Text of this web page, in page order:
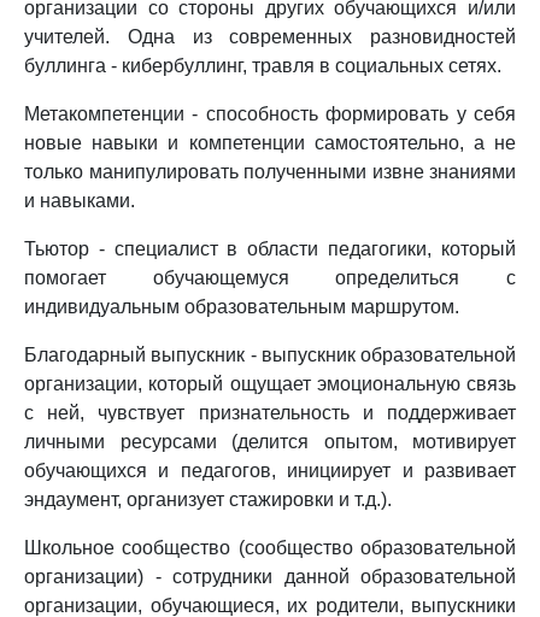
организации со стороны других обучающихся и/или
учителей. Одна из современных разновидностей
буллинга - кибербуллинг, травля в социальных сетях.
Метакомпетенции - способность формировать у себя
новые навыки и компетенции самостоятельно, а не
только манипулировать полученными извне знаниями
и навыками.
Тьютор - специалист в области педагогики, который
помогает обучающемуся определиться с
индивидуальным образовательным маршрутом.
Благодарный выпускник - выпускник образовательной
организации, который ощущает эмоциональную связь
с ней, чувствует признательность и поддерживает
личными ресурсами (делится опытом, мотивирует
обучающихся и педагогов, инициирует и развивает
эндаумент, организует стажировки и т.д.).
Школьное сообщество (сообщество образовательной
организации) - сотрудники данной образовательной
организации, обучающиеся, их родители, выпускники